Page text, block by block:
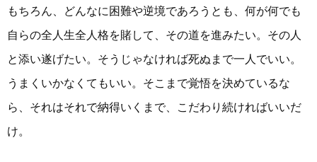
もちろん、どんなに困難や逆境であろうとも、何が何でも
自らの全人生全人格を賭して、その道を進みたい。その人
と添い遂げたい。そうじゃなければ死ぬまで一人でいい。
うまくいかなくてもいい。そこまで覚悟を決めているな
ら、それはそれで納得いくまで、こだわり続ければいいだ
け。